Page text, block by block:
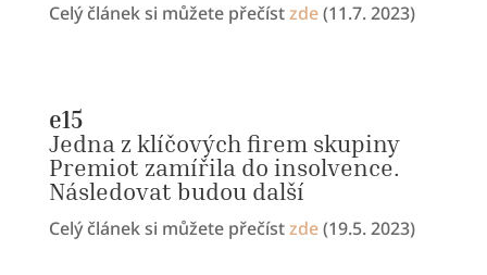
Celý článek si můžete přečístzde(11.7. 2023)
e15
Jedna z klíčových firem skupiny
Premiot zamířila do insolvence.
Následovat budou další
Celý článek si můžete přečístzde(19.5. 2023)